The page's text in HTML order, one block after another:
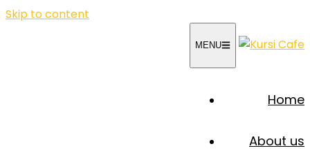
Skip to content
MENU
Home
About us